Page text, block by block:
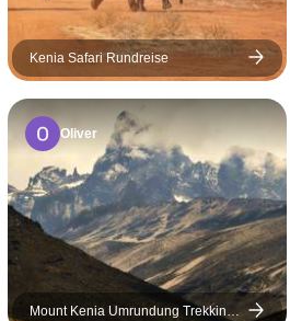
Kenia Safari Rundreise
Oliver
Mount Kenia Umrundung Trekking